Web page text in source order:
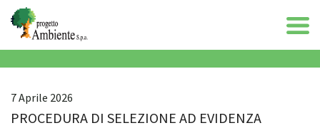
7 Aprile 2026
PROCEDURA DI SELEZIONE AD EVIDENZA